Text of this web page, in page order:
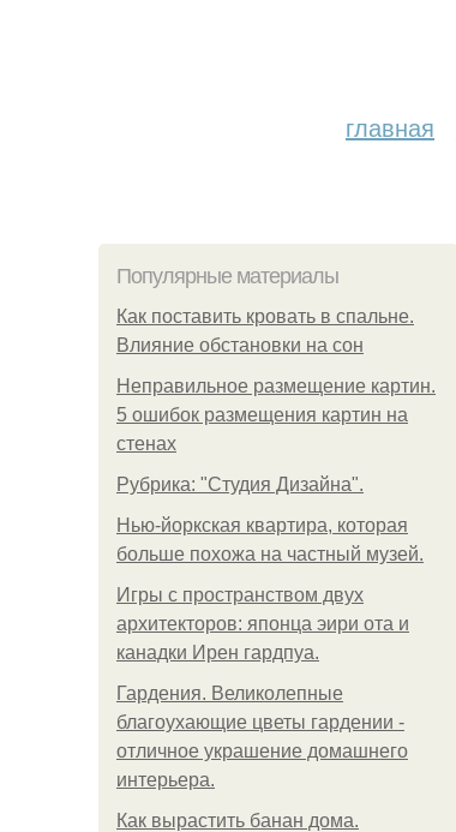
главная
Популярные материалы
Как поставить кровать в спальне.
Влияние обстановки на сон
Неправильное размещение картин.
5 ошибок размещения картин на
стенах
Рубрика: "Студия Дизайна".
Нью-йоркская квартира, которая
больше похожа на частный музей.
Игры с пространством двух
архитекторов: японца эири ота и
канадки Ирен гардпуа.
Гардения. Великолепные
благоухающие цветы гардении -
отличное украшение домашнего
интерьера.
Как вырастить банан дома.